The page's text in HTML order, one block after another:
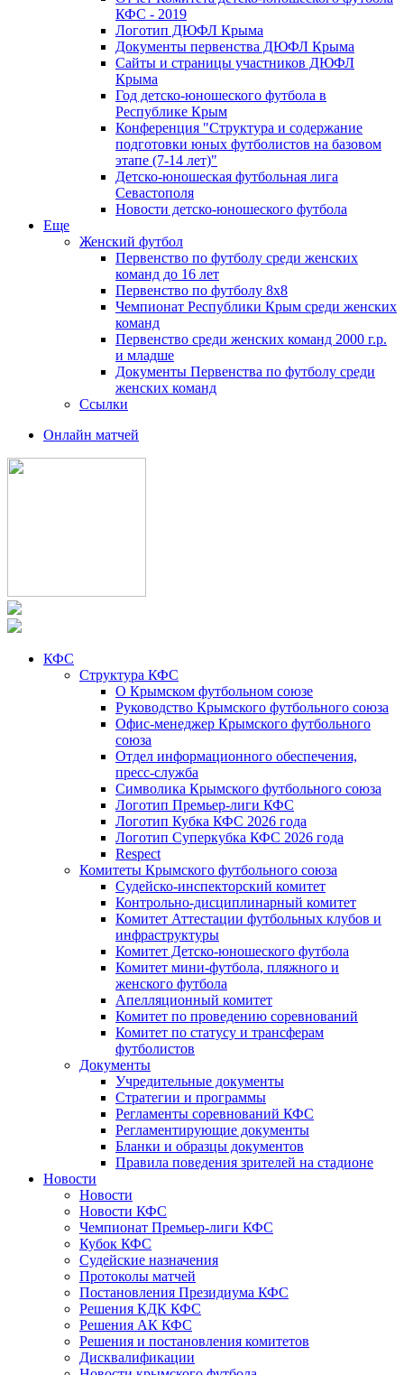
КФС - 2019
Логотип ДЮФЛ Крыма
Документы первенства ДЮФЛ Крыма
Сайты и страницы участников ДЮФЛ
Крыма
Год детско-юношеского футбола в
Республике Крым
Конференция "Структура и содержание
подготовки юных футболистов на базовом
этапе (7-14 лет)"
Детско-юношеская футбольная лига
Севастополя
Новости детско-юношеского футбола
Еще
Женский футбол
Первенство по футболу среди женских
команд до 16 лет
Первенство по футболу 8х8
Чемпионат Республики Крым среди женских
команд
Первенство среди женских команд 2000 г.р.
и младше
Документы Первенства по футболу среди
женских команд
Ссылки
Онлайн матчей
КФС
Структура КФС
О Крымском футбольном союзе
Руководство Крымского футбольного союза
Офис-менеджер Крымского футбольного
союза
Отдел информационного обеспечения,
пресс-служба
Символика Крымского футбольного союза
Логотип Премьер-лиги КФС
Логотип Кубка КФС 2026 года
Логотип Суперкубка КФС 2026 года
Respect
Комитеты Крымского футбольного союза
Судейско-инспекторский комитет
Контрольно-дисциплинарный комитет
Комитет Аттестации футбольных клубов и
инфраструктуры
Комитет Детско-юношеского футбола
Комитет мини-футбола, пляжного и
женского футбола
Апелляционный комитет
Комитет по проведению соревнований
Комитет по статусу и трансферам
футболистов
Документы
Учредительные документы
Стратегии и программы
Регламенты соревнований КФС
Регламентирующие документы
Бланки и образцы документов
Правила поведения зрителей на стадионе
Новости
Новости
Новости КФС
Чемпионат Премьер-лиги КФС
Кубок КФС
Судейские назначения
Протоколы матчей
Постановления Президиума КФС
Решения КДК КФС
Решения АК КФС
Решения и постановления комитетов
Дисквалификации